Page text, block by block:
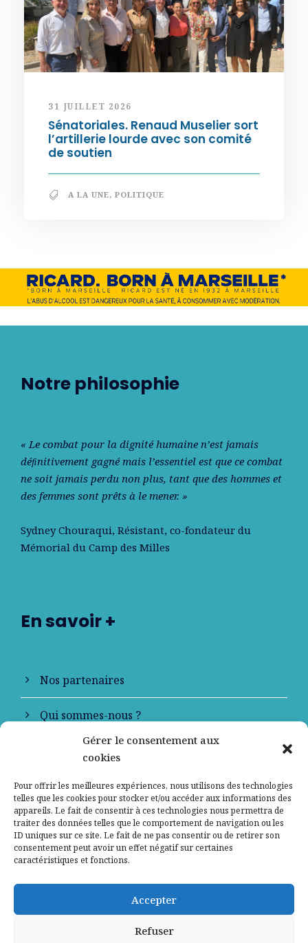
Gérer le consentement aux
cookies
Pour offrir les meilleures expériences, nous utilisons des technologies
telles que les cookies pour stocker et/ou accéder aux informations des
appareils. Le fait de consentir à ces technologies nous permettra de
traiter des données telles que le comportement de navigation ou les
ID uniques sur ce site. Le fait de ne pas consentir ou de retirer son
consentement peut avoir un effet négatif sur certaines
caractéristiques et fonctions.
Accepter
Refuser
31 JUILLET 2026
Sénatoriales. Renaud Muselier sort
l’artillerie lourde avec son comité
de soutien
A LA UNE, POLITIQUE
Notre philosophie
« Le combat pour la dignité humaine n’est jamais
déﬁnitivement gagné mais l’essentiel est que ce combat
ne soit jamais perdu non plus, tant que des hommes et
des femmes sont prêts à le mener. »
Sydney Chouraqui, Résistant, co-fondateur du
Mémorial du Camp des Milles
En savoir +
Nos partenaires
Qui sommes-nous ?
Contactez-nous
Mentions légales
Politique de confidentialité